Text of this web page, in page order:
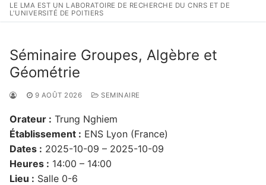
LE LMA EST UN LABORATOIRE DE RECHERCHE DU CNRS ET DE
L'UNIVERSITÉ DE POITIERS
Rechercher :
Séminaire Groupes, Algèbre et
Géométrie
9 AOÛT 2026 SEMINAIRE
Orateur : Trung Nghiem
Établissement : ENS Lyon (France)
Dates : 2025-10-09 – 2025-10-09
Heures : 14:00 – 14:00
Lieu : Salle 0-6